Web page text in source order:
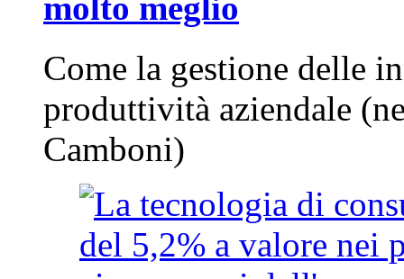
molto meglio
Come la gestione delle
produttività aziendale
Camboni)